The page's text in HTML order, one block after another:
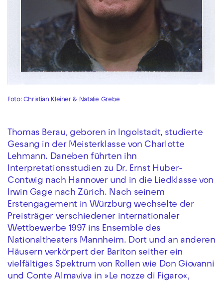
Foto: Christian Kleiner & Natalie Grebe
Thomas Berau, geboren in Ingolstadt, studierte
Gesang in der Meisterklasse von Charlotte
Lehmann. Daneben führten ihn
Interpretationsstudien zu Dr. Ernst Huber-
Contwig nach Hannover und in die Liedklasse von
Irwin Gage nach Zürich. Nach seinem
Erstengagement in Würzburg wechselte der
Preisträger verschiedener internationaler
Wettbewerbe 1997 ins Ensemble des
Nationaltheaters Mannheim. Dort und an anderen
Häusern verkörpert der Bariton seither ein
vielfältiges Spektrum von Rollen wie Don Giovanni
und Conte Almaviva in »Le nozze di Figaro«,